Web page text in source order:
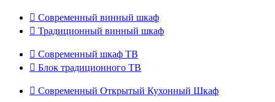
 Современный винный шкаф
 Традиционный винный шкаф
 Современный шкаф ТВ
 Блок традиционного ТВ
 Современный Открытый Кухонный Шкаф